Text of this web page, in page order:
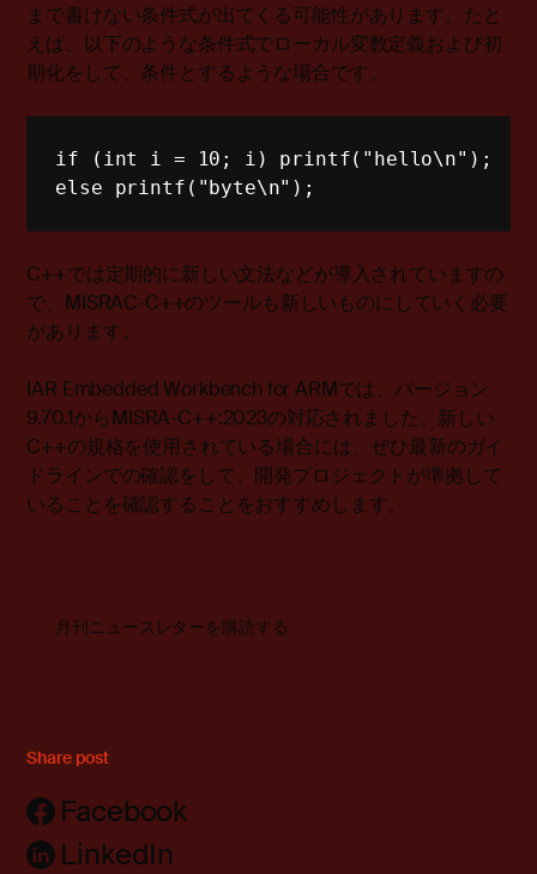
まで書けない条件式が出てくる可能性があります。たと
えば、以下のような条件式でローカル変数定義および初
期化をして、条件とするような場合です。
if ( int i = 10 ; i) printf( "hello\n" );
else
printf ( "byte\n" );
C++では定期的に新しい文法などが導入されていますの
で、MISRAC-C++のツールも新しいものにしていく必要
があります。
IAR Embedded Workbench for ARMでは、バージョン
9.70.1からMISRA-C++:2023の対応されました。新しい
C++の規格を使用されている場合には、ぜひ最新のガイ
ドラインでの確認をして、開発プロジェクトが準拠して
いることを確認することをおすすめします。
月刊ニュースレターを購読する
Share post
Facebook
LinkedIn